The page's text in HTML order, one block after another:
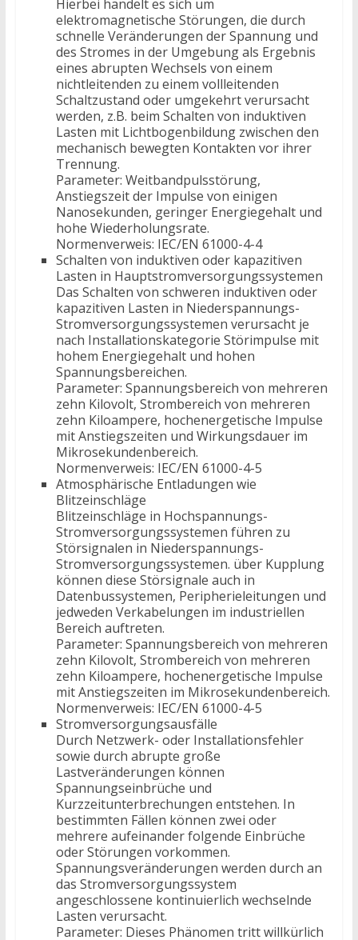
Hierbei handelt es sich um
elektromagnetische Störungen, die durch
schnelle Veränderungen der Spannung und
des Stromes in der Umgebung als Ergebnis
eines abrupten Wechsels von einem
nichtleitenden zu einem vollleitenden
Schaltzustand oder umgekehrt verursacht
werden, z.B. beim Schalten von induktiven
Lasten mit Lichtbogenbildung zwischen den
mechanisch bewegten Kontakten vor ihrer
Trennung.
Parameter: Weitbandpulsstörung,
Anstiegszeit der Impulse von einigen
Nanosekunden, geringer Energiegehalt und
hohe Wiederholungsrate.
Normenverweis: IEC/EN 61000-4-4
Schalten von induktiven oder kapazitiven
Lasten in Hauptstromversorgungssystemen
Das Schalten von schweren induktiven oder
kapazitiven Lasten in Niederspannungs-
Stromversorgungssystemen verursacht je
nach Installationskategorie Störimpulse mit
hohem Energiegehalt und hohen
Spannungsbereichen.
Parameter: Spannungsbereich von mehreren
zehn Kilovolt, Strombereich von mehreren
zehn Kiloampere, hochenergetische Impulse
mit Anstiegszeiten und Wirkungsdauer im
Mikrosekundenbereich.
Normenverweis: IEC/EN 61000-4-5
Atmosphärische Entladungen wie
Blitzeinschläge
Blitzeinschläge in Hochspannungs-
Stromversorgungssystemen führen zu
Störsignalen in Niederspannungs-
Stromversorgungssystemen. über Kupplung
können diese Störsignale auch in
Datenbussystemen, Peripherieleitungen und
jedweden Verkabelungen im industriellen
Bereich auftreten.
Parameter: Spannungsbereich von mehreren
zehn Kilovolt, Strombereich von mehreren
zehn Kiloampere, hochenergetische Impulse
mit Anstiegszeiten im Mikrosekundenbereich.
Normenverweis: IEC/EN 61000-4-5
Stromversorgungsausfälle
Durch Netzwerk- oder Installationsfehler
sowie durch abrupte große
Lastveränderungen können
Spannungseinbrüche und
Kurzzeitunterbrechungen entstehen. In
bestimmten Fällen können zwei oder
mehrere aufeinander folgende Einbrüche
oder Störungen vorkommen.
Spannungsveränderungen werden durch an
das Stromversorgungssystem
angeschlossene kontinuierlich wechselnde
Lasten verursacht.
Parameter: Dieses Phänomen tritt willkürlich